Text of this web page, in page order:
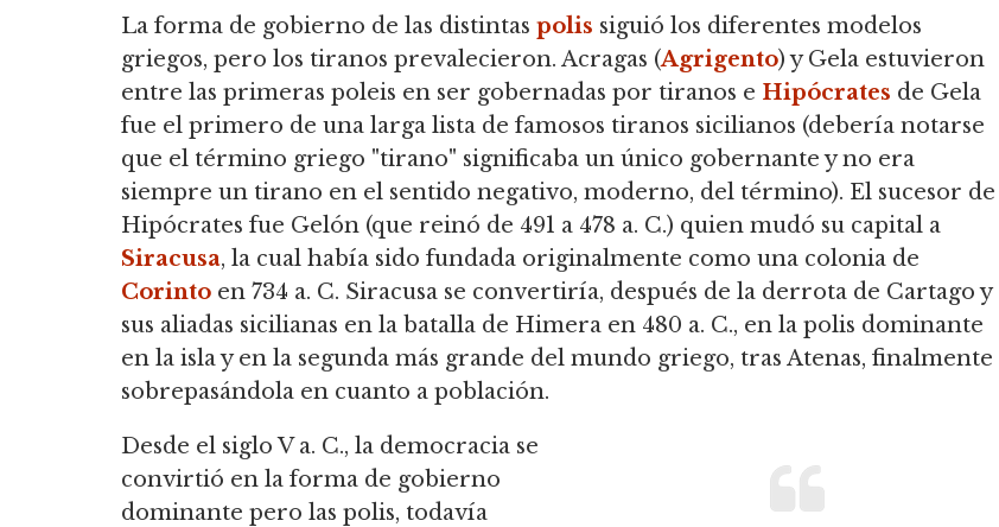
La forma de gobierno de las distintas polis siguió los diferentes modelos
griegos, pero los tiranos prevalecieron. Acragas (Agrigento) y Gela estuvieron
entre las primeras poleis en ser gobernadas por tiranos e Hipócrates de Gela
fue el primero de una larga lista de famosos tiranos sicilianos (debería notarse
que el término griego "tirano" significaba un único gobernante y no era
siempre un tirano en el sentido negativo, moderno, del término). El sucesor de
Hipócrates fue Gelón (que reinó de 491 a 478 a. C.) quien mudó su capital a
Siracusa, la cual había sido fundada originalmente como una colonia de
Corinto en 734 a. C. Siracusa se convertiría, después de la derrota de Cartago y
sus aliadas sicilianas en la batalla de Himera en 480 a. C., en la polis dominante
en la isla y en la segunda más grande del mundo griego, tras Atenas, finalmente
sobrepasándola en cuanto a población.
Desde el siglo V a. C., la democracia se
convirtió en la forma de gobierno
dominante pero las polis, todavía